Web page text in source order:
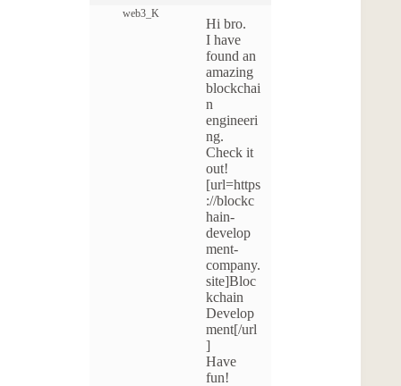
web3_K
Hi bro.
I have
found an
amazing
blockchai
n
engineeri
ng.
Check it
out!
[url=https
://blockc
hain-
develop
ment-
company.
site]Bloc
kchain
Develop
ment[/url
]
Have
fun!